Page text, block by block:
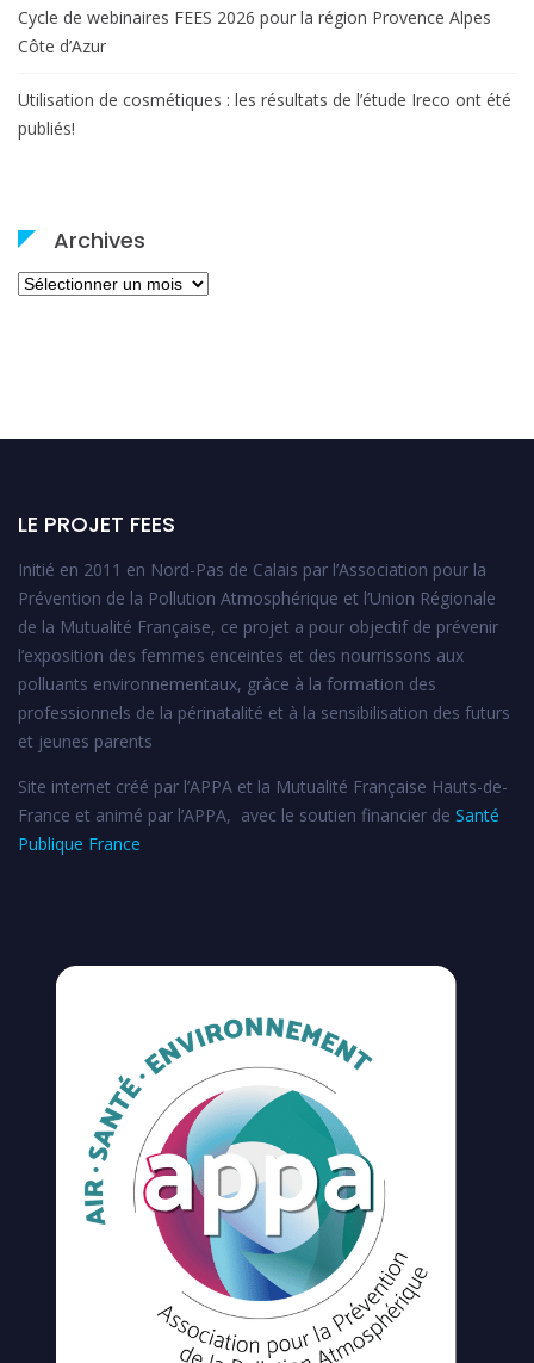
Cycle de webinaires FEES 2026 pour la région Provence Alpes
Côte d’Azur
Utilisation de cosmétiques : les résultats de l’étude Ireco ont été
publiés!
Archives
Archives
LE PROJET FEES
Initié en 2011 en Nord-Pas de Calais par l’Association pour la
Prévention de la Pollution Atmosphérique et l’Union Régionale
de la Mutualité Française, ce projet a pour objectif de prévenir
l’exposition des femmes enceintes et des nourrissons aux
polluants environnementaux, grâce à la formation des
professionnels de la périnatalité et à la sensibilisation des futurs
et jeunes parents
Site internet créé par l’APPA et la Mutualité Française Hauts-de-
France et animé par l’APPA, avec le soutien financier de Santé
Publique France